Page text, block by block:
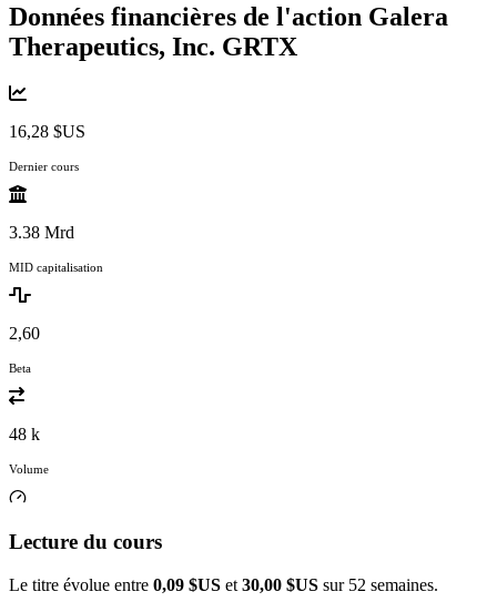
Données financières de l'action Galera
Therapeutics, Inc. GRTX
16,28 $US
Dernier cours
3.38 Mrd
MID capitalisation
2,60
Beta
48 k
Volume
Lecture du cours
Le titre évolue entre 0,09 $US et 30,00 $US sur 52 semaines.